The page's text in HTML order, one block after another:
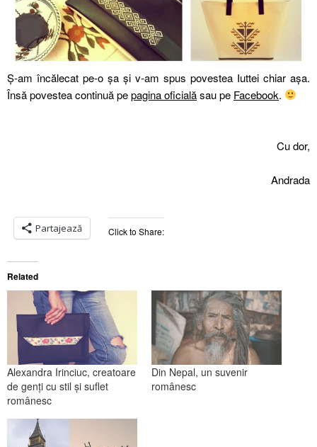
Ș-am încălecat pe-o șa și v-am spus povestea Iuttei chiar așa.
Însă povestea continuă pepagina oficialăsau pe Facebook.
Cu dor,
Andrada
Click to Share:
Partajează
Related
Alexandra Irinciuc, creatoare
de genți cu stil şi suflet
românesc
Din Nepal, un suvenir
românesc